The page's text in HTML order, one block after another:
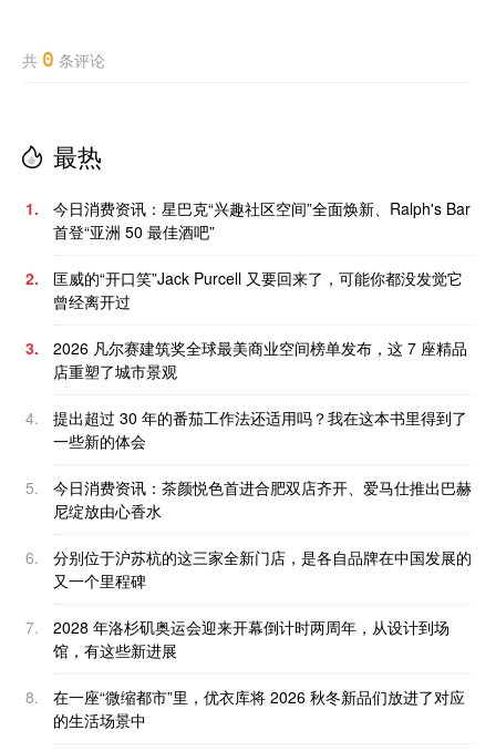
共 0 条评论
最热
1.
今日消费资讯：星巴克“兴趣社区空间”全面焕新、Ralph's Bar
首登“亚洲 50 最佳酒吧”
2.
匡威的“开口笑”Jack Purcell 又要回来了，可能你都没发觉它
曾经离开过
3.
2026 凡尔赛建筑奖全球最美商业空间榜单发布，这 7 座精品
店重塑了城市景观
4.
提出超过 30 年的番茄工作法还适用吗？我在这本书里得到了
一些新的体会
5.
今日消费资讯：茶颜悦色首进合肥双店齐开、爱马仕推出巴赫
尼绽放由心香水
6.
分别位于沪苏杭的这三家全新门店，是各自品牌在中国发展的
又一个里程碑
7.
2028 年洛杉矶奥运会迎来开幕倒计时两周年，从设计到场
馆，有这些新进展
8.
在一座“微缩都市”里，优衣库将 2026 秋冬新品们放进了对应
的生活场景中